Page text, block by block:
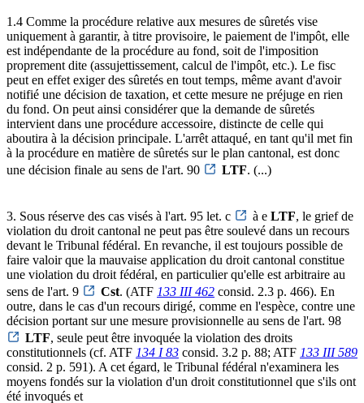
1.4 Comme la procédure relative aux mesures de sûretés vise
uniquement à garantir, à titre provisoire, le paiement de l'impôt, elle
est indépendante de la procédure au fond, soit de l'imposition
proprement dite (assujettissement, calcul de l'impôt, etc.). Le fisc
peut en effet exiger des sûretés en tout temps, même avant d'avoir
notifié une décision de taxation, et cette mesure ne préjuge en rien
du fond. On peut ainsi considérer que la demande de sûretés
intervient dans une procédure accessoire, distincte de celle qui
aboutira à la décision principale. L'arrêt attaqué, en tant qu'il met fin
à la procédure en matière de sûretés sur le plan cantonal, est donc
une décision finale au sens de l'art. 90
LTF. (...)
3. Sous réserve des cas visés à l'art. 95 let. c à e LTF, le grief de
violation du droit cantonal ne peut pas être soulevé dans un recours
devant le Tribunal fédéral. En revanche, il est toujours possible de
faire valoir que la mauvaise application du droit cantonal constitue
une violation du droit fédéral, en particulier qu'elle est arbitraire au
sens de l'art. 9
Cst. (ATF 133 III 462 consid. 2.3 p. 466). En
outre, dans le cas d'un recours dirigé, comme en l'espèce, contre une
décision portant sur une mesure provisionnelle au sens de l'art. 98
LTF, seule peut être invoquée la violation des droits
constitutionnels (cf. ATF 134 I 83 consid. 3.2 p. 88; ATF 133 III 589
consid. 2 p. 591). A cet égard, le Tribunal fédéral n'examinera les
moyens fondés sur la violation d'un droit constitutionnel que s'ils ont
été invoqués et